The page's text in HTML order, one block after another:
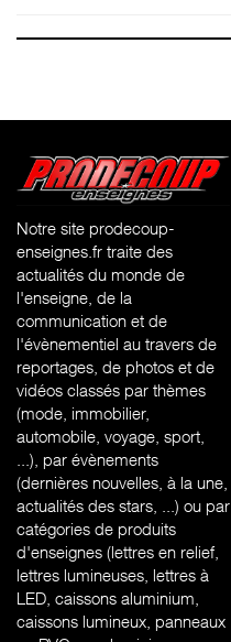
Notre site prodecoup-
enseignes.fr traite des
actualités du monde de
l'enseigne, de la
communication et de
l'évènementiel au travers de
reportages, de photos et de
vidéos classés par thèmes
(mode, immobilier,
automobile, voyage, sport,
...), par évènements
(dernières nouvelles, à la une,
actualités des stars, ...) ou par
catégories de produits
d'enseignes (lettres en relief,
lettres lumineuses, lettres à
LED, caissons aluminium,
caissons lumineux, panneaux